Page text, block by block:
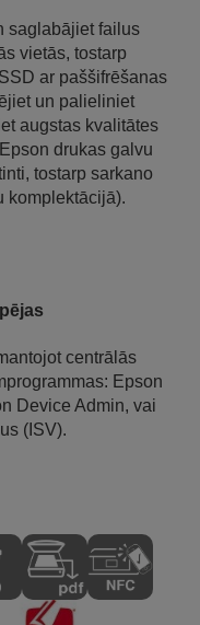
saglabājiet failus
vietās, tostarp
ar paššifrēšanas
un palieliniet
augstas kvalitātes
drukas galvu
tostarp sarkano
komplektācijā).
centrālās
Epson
Device Admin, vai
(ISV).